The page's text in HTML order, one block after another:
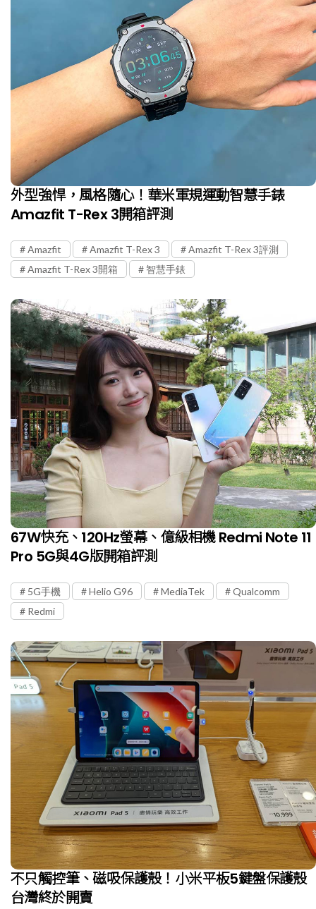
外型強悍，風格隨心！華米軍規運動智慧手錶
Amazfit T-Rex 3開箱評測
Amazfit Amazfit T-Rex 3
Amazfit T-Rex 3評測
Amazfit T-Rex 3開箱
智慧手錶
67W快充、120Hz螢幕、億級相機 Redmi Note 11
Pro 5G與4G版開箱評測
5G手機 Helio G96 MediaTek
Qualcomm
Redmi
不只觸控筆、磁吸保護殼！小米平板5鍵盤保護殼
台灣終於開賣